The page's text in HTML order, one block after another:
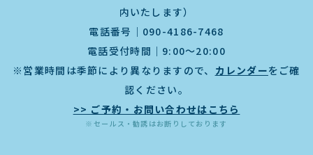
内いたします）
電話番号｜ 090-4186-7468
電話受付時間｜9:00～20:00
※営業時間は季節により異なりますので、 カレンダーをご確
認ください。
>> ご予約・お問い合わせはこちら
※セールス・勧誘はお断りしております